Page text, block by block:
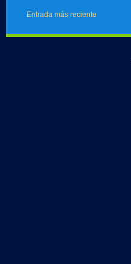
Entrada más reciente